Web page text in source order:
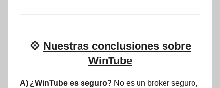
💠 Nuestras conclusiones sobre
WinTube
A) ¿WinTube es seguro? No es un broker seguro,